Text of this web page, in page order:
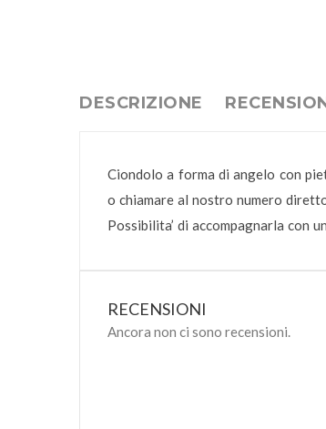
DESCRIZIONE
Ciondolo a forma di angelo con
o chiamare al nostro numero
Possibilita’ di accompagnarla con
RECENSIONI
Ancora non ci sono recensioni.